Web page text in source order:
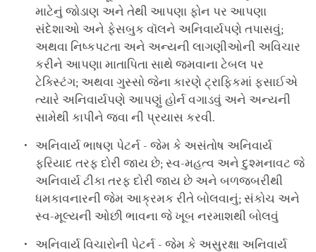
માટેનું જોડાણ અને તેથી આપણા ફોન પર આપણા
સંદેશાઓ અને ફેસબુક વૉલને અનિવાર્યપણે તપાસવું;
અથવા નિષ્કપટતા અને અન્યની લાગણીઓની અવિચાર
કરીને આપણા માતાપિતા સાથે જમવાના ટેબલ પર
ટેક્સ્ટિંગ; અથવા ગુસ્સો જેના કારણે ટ્રાફિકમાં ફસાઈએ
ત્યારે અનિવાર્યપણે આપણું હોર્ન વગાડવું અને અન્યની
સામેથી કાપીને જવા ની પ્રયાસ કરવી.
અનિવાર્ય ભાષણ પેટર્ન - જેમ કે અસંતોષ અનિવાર્ય
ફરિયાદ તરફ દોરી જાય છે; સ્વ-મહત્વ અને દુશ્મનાવટ જે
અનિવાર્ય ટીકા તરફ દોરી જાય છે અને બળજબરીથી
ધમકાવનારની જેમ આક્રમક રીતે બોલવાનું; સંકોચ અને
સ્વ-મૂલ્યની ઓછી ભાવના જે ખૂબ નરમાશથી બોલવું
અનિવાર્ય વિચારોની પેટર્ન - જેમ કે અસુરક્ષા અનિવાર્ય